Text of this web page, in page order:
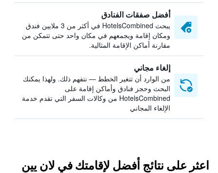
أفضل صفقات الفنادق
يبحث HotelsCombined في أكثر من 3 ملايين فندق
ومكان إقامة ويجمعهم في مكان واحد حتى تتمكن من
مقارنة أماكن الإقامة المثالية.
إلغاء مجاني
من الوارد أن تتغير الخطط — نتفهم ذلك. ولهذا يمكنك
البحث وحجز فنادق وأماكن إقامة على
HotelsCombined من وكالات السفر التي تقدم خدمة
الإلغاء المجاني
اعثر على نتائج أفضل لإقامتك في لان يين